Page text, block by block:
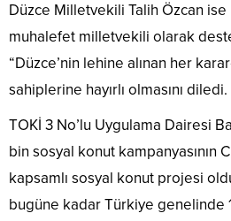
Düzce Milletvekili Talih Özcan
muhalefet milletvekili olarak
“Düzce’nin lehine alınan her
sahiplerine hayırlı olmasını diledi.
TOKİ 3 No’lu Uygulama Dairesi
bin sosyal konut kampanyasının
kapsamlı sosyal konut projesi
bugüne kadar Türkiye genelinde